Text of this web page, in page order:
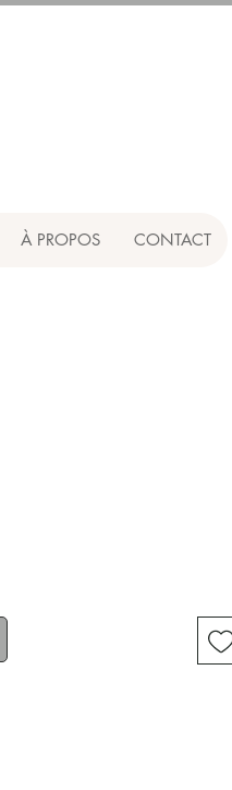
À PROPOS CONTACT